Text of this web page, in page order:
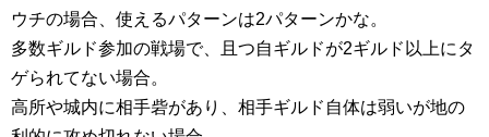
ウチの場合、使えるパターンは2パターンかな。
多数ギルド参加の戦場で、且つ自ギルドが2ギルド以上にタ
ゲられてない場合。
高所や城内に相手砦があり、相手ギルド自体は弱いが地の